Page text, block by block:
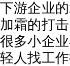
下游企业
加霜的打
很多小企
轻人找工